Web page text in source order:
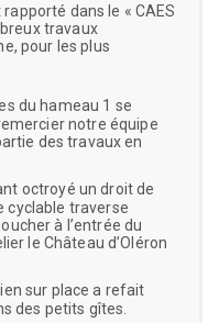
dans le « CAES
travaux
pour les plus
du hameau 1 se
notre équipe
des travaux en
octroyé un droit de
cyclable traverse
à l’entrée du
le Château d’Oléron
sur place a refait
des petits gîtes.